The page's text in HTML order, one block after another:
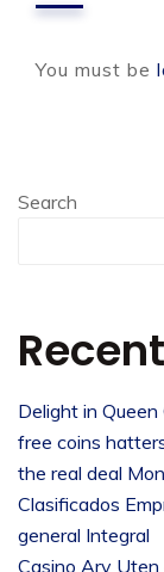
You must be
Search
Delight in
free coins
the real deal
Clasificados
general Integral
Casino Arv Uten